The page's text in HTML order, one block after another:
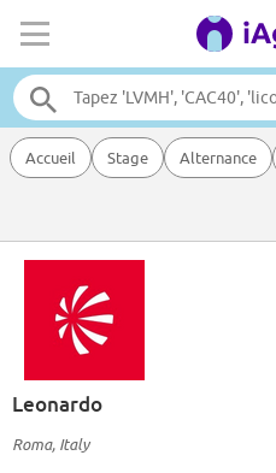
Accueil Stage Alternance
Leonardo
Roma, Italy